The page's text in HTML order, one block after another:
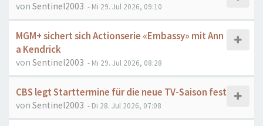
von Sentinel2003 - Mi 29. Jul 2026, 09:10
MGM+ sichert sich Actionserie «Embassy» mit Ann
a Kendrick
von Sentinel2003 - Mi 29. Jul 2026, 08:28
CBS legt Starttermine für die neue TV-Saison fest
von Sentinel2003 - Di 28. Jul 2026, 07:08